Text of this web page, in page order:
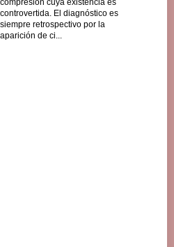
controvertida. El diagnóstico es
siempre retrospectivo por la
aparición de ci...